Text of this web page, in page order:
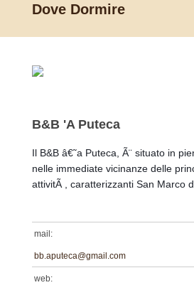
Dove Dormire
B&B 'A Puteca
Il B&B â€˜a Puteca, Ã¨ situato in
nelle immediate vicinanze delle
attivitÃ , caratterizzanti San Marco
mail:
bb.aputeca@gmail.com
web: